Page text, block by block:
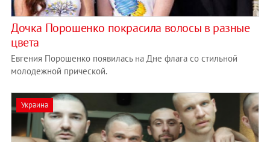
Дочка Порошенко покрасила волосы в разные
цвета
Евгения Порошенко появилась на Дне флага со стильной
молодежной прической.
Украина